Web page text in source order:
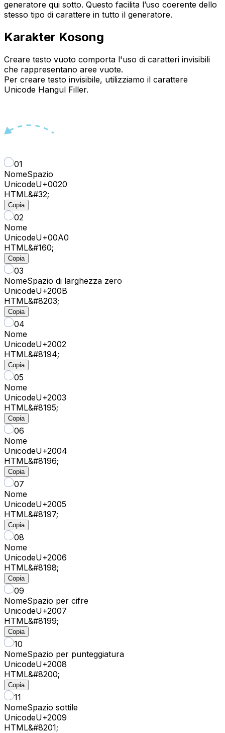
generatore qui sotto. Questo facilita l’uso coerente dello
stesso tipo di carattere in tutto il generatore.
Karakter Kosong
Creare testo vuoto comporta l'uso di caratteri invisibili
che rappresentano aree vuote.
Per creare testo invisibile, utilizziamo il carattere
Unicode Hangul Filler.
01
NomeSpazio
UnicodeU+0020
HTML&#32;
Copia
02
Nome
UnicodeU+00A0
HTML&#160;
Copia
03
NomeSpazio di larghezza zero
UnicodeU+200B
HTML&#8203;
Copia
04
Nome
UnicodeU+2002
HTML&#8194;
Copia
05
Nome
UnicodeU+2003
HTML&#8195;
Copia
06
Nome
UnicodeU+2004
HTML&#8196;
Copia
07
Nome
UnicodeU+2005
HTML&#8197;
Copia
08
Nome
UnicodeU+2006
HTML&#8198;
Copia
09
NomeSpazio per cifre
UnicodeU+2007
HTML&#8199;
Copia
10
NomeSpazio per punteggiatura
UnicodeU+2008
HTML&#8200;
Copia
11
NomeSpazio sottile
UnicodeU+2009
HTML&#8201;